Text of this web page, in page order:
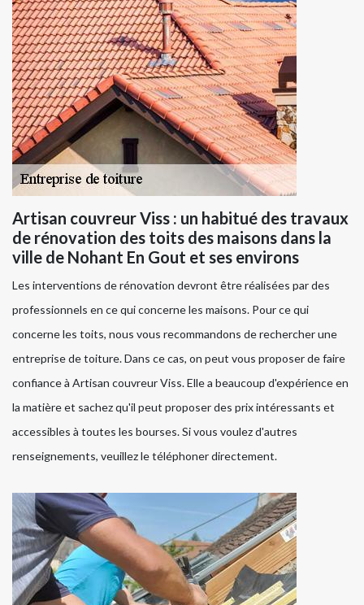
Artisan couvreur Viss : un habitué des travaux
de rénovation des toits des maisons dans la
ville de Nohant En Gout et ses environs
Les interventions de rénovation devront être réalisées par des
professionnels en ce qui concerne les maisons. Pour ce qui
concerne les toits, nous vous recommandons de rechercher une
entreprise de toiture. Dans ce cas, on peut vous proposer de faire
confiance à Artisan couvreur Viss. Elle a beaucoup d'expérience en
la matière et sachez qu'il peut proposer des prix intéressants et
accessibles à toutes les bourses. Si vous voulez d'autres
renseignements, veuillez le téléphoner directement.